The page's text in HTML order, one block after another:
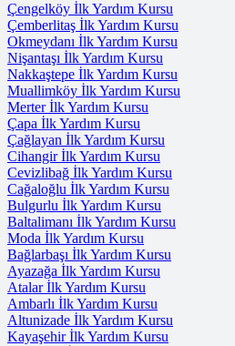
Çengelköy İlk Yardım Kursu
Çemberlitaş İlk Yardım Kursu
Okmeydanı İlk Yardım Kursu
Nişantaşı İlk Yardım Kursu
Nakkaştepe İlk Yardım Kursu
Muallimköy İlk Yardım Kursu
Merter İlk Yardım Kursu
Çapa İlk Yardım Kursu
Çağlayan İlk Yardım Kursu
Cihangir İlk Yardım Kursu
Cevizlibağ İlk Yardım Kursu
Cağaloğlu İlk Yardım Kursu
Bulgurlu İlk Yardım Kursu
Baltalimanı İlk Yardım Kursu
Moda İlk Yardım Kursu
Bağlarbaşı İlk Yardım Kursu
Ayazağa İlk Yardım Kursu
Atalar İlk Yardım Kursu
Ambarlı İlk Yardım Kursu
Altunizade İlk Yardım Kursu
Kayaşehir İlk Yardım Kursu